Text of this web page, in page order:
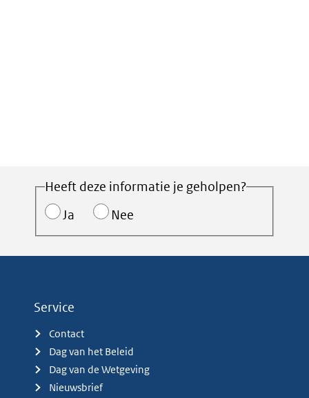
Heeft deze informatie je geholpen?
Ja
Nee
Service
Contact
Dag van het Beleid
Dag van de Wetgeving
Nieuwsbrief